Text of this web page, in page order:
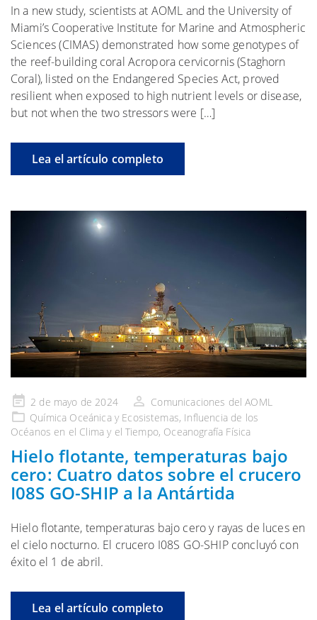
In a new study, scientists at AOML and the University of
Miami’s Cooperative Institute for Marine and Atmospheric
Sciences (CIMAS) demonstrated how some genotypes of
the reef-building coral Acropora cervicornis (Staghorn
Coral), listed on the Endangered Species Act, proved
resilient when exposed to high nutrient levels or disease,
but not when the two stressors were […]
Lea el artículo completo
Publicado
en
2 de mayo de 2024
Comunicaciones del AOML
Química Oceánica y Ecosistemas, Influencia de los
Océanos en el Clima y el Tiempo, Oceanografía Física
Hielo flotante, temperaturas bajo
cero: Cuatro datos sobre el crucero
I08S GO-SHIP a la Antártida
Hielo flotante, temperaturas bajo cero y rayas de luces en
el cielo nocturno. El crucero I08S GO-SHIP concluyó con
éxito el 1 de abril.
Lea el artículo completo